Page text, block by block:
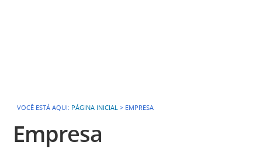
VOCÊ ESTÁ AQUI: PÁGINA INICIAL > EMPRESA
Empresa